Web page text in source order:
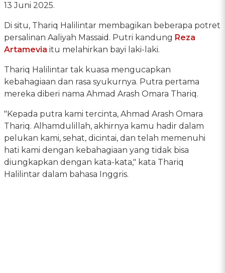
13 Juni 2025.
Di situ, Thariq Halilintar membagikan beberapa potret
persalinan Aaliyah Massaid. Putri kandung Reza
Artamevia itu melahirkan bayi laki-laki.
Thariq Halilintar tak kuasa mengucapkan
kebahagiaan dan rasa syukurnya. Putra pertama
mereka diberi nama Ahmad Arash Omara Thariq.
"Kepada putra kami tercinta, Ahmad Arash Omara
Thariq. Alhamdulillah, akhirnya kamu hadir dalam
pelukan kami, sehat, dicintai, dan telah memenuhi
hati kami dengan kebahagiaan yang tidak bisa
diungkapkan dengan kata-kata," kata Thariq
Halilintar dalam bahasa Inggris.